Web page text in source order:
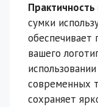
Практичность
сумки
вашего
современных
сохраняет